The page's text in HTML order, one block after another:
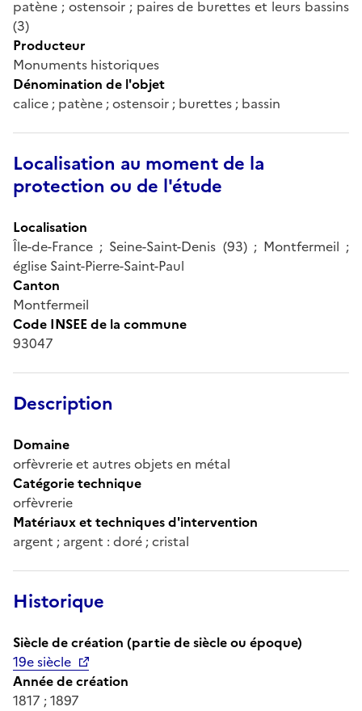
patène ; ostensoir ; paires de burettes et leurs bassins
(3)
Producteur
Monuments historiques
Dénomination de l'objet
calice ; patène ; ostensoir ; burettes ; bassin
Localisation au moment de la
protection ou de l'étude
Localisation
Île-de-France ; Seine-Saint-Denis (93) ; Montfermeil ;
église Saint-Pierre-Saint-Paul
Canton
Montfermeil
Code INSEE de la commune
93047
Description
Domaine
orfèvrerie et autres objets en métal
Catégorie technique
orfèvrerie
Matériaux et techniques d'intervention
argent ; argent : doré ; cristal
Historique
Siècle de création (partie de siècle ou époque)
19e siècle
Année de création
1817 ; 1897